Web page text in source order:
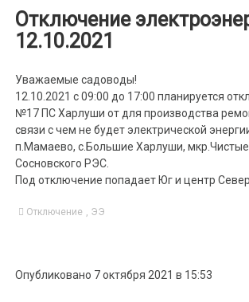
Отключение
12.10.2021
Уважаемые садоводы!
12.10.2021 с 09:00 до 17:00 планируется
№17 ПС Харлуши от для производства
связи с чем не будет электрической
п.Мамаево, с.Большие Харлуши,
Сосновского РЭС.
Под отключение попадает Юг и центр
Отключение , ЭЭ
Опубликовано 7 октября 2021 в 15:53